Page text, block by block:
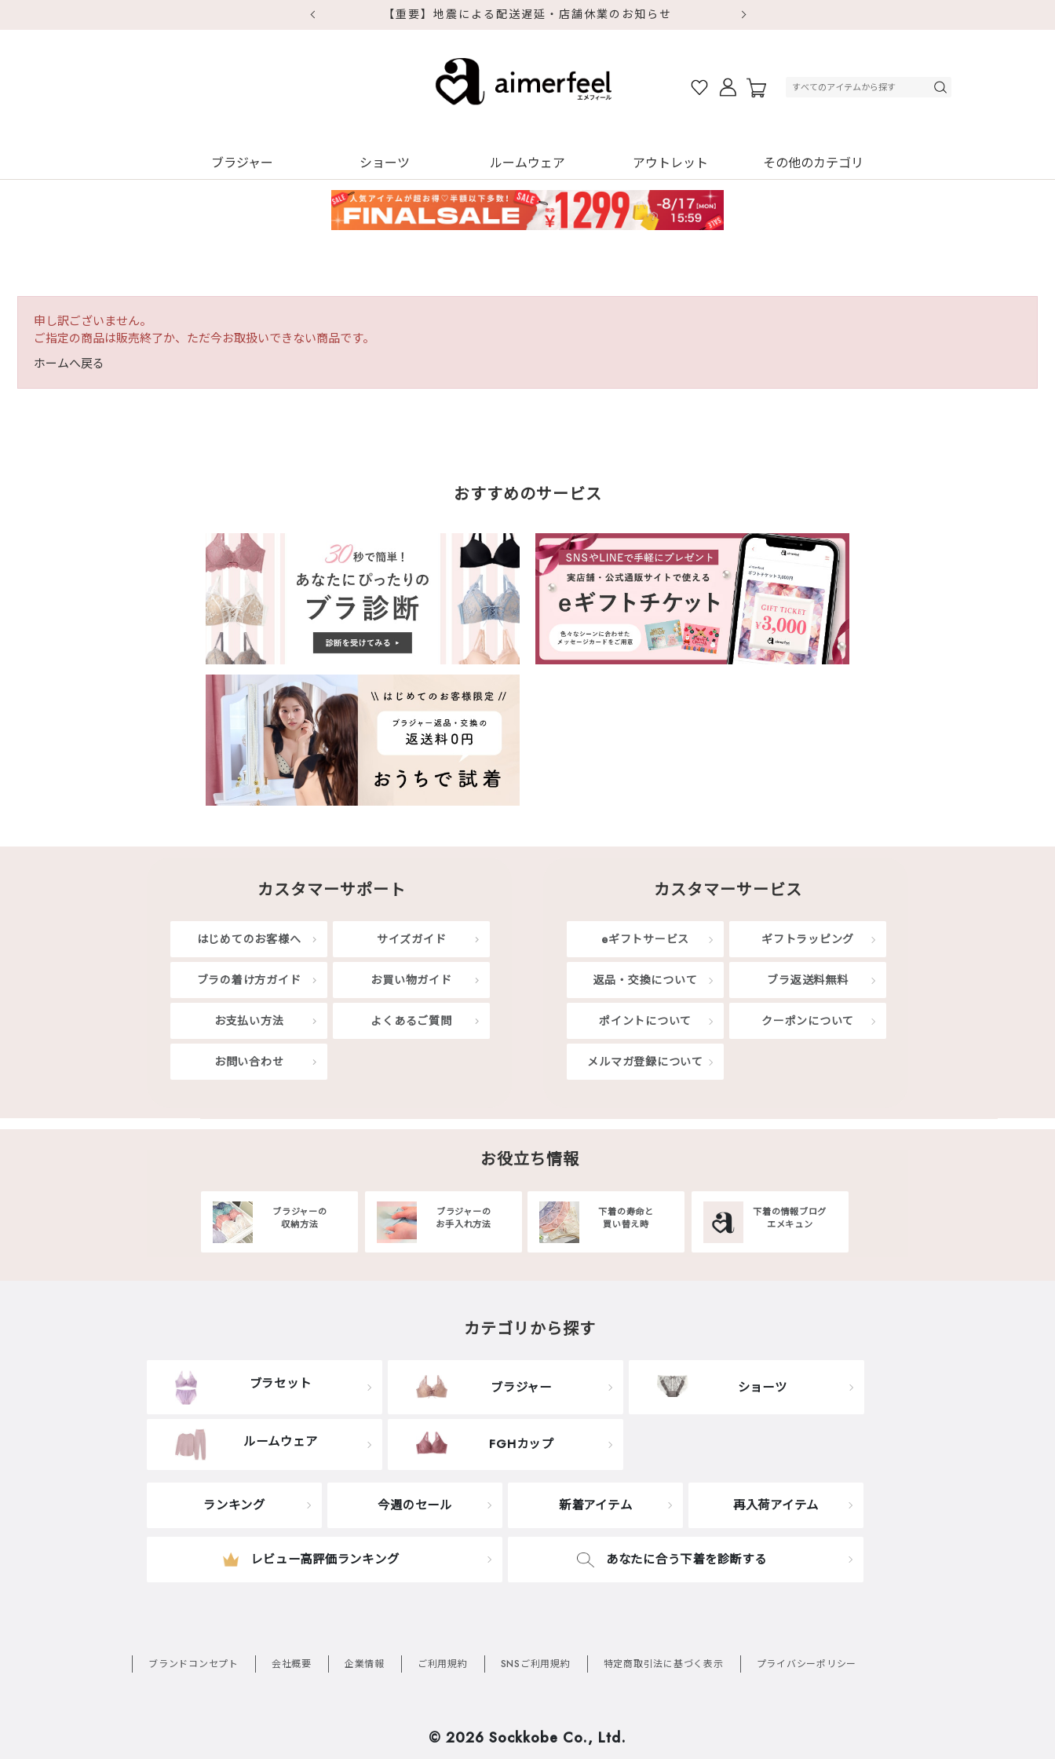
【重要】地震による配送遅延・店舗休業のお知らせ
ブラジャー ショーツ ルームウェア アウトレット その他のカテゴリ
申し訳ございません。
ご指定の商品は販売終了か、ただ今お取扱いできない商品です。
ホームへ戻る
おすすめのサービス
カスタマーサポート
はじめてのお客様へ サイズガイド
ブラの着け方ガイド お買い物ガイド
お支払い方法 よくあるご質問
お問い合わせ
カスタマーサービス
eギフトサービス ギフトラッピング
返品・交換について ブラ返送料無料
ポイントについて クーポンについて
メルマガ登録について
お役立ち情報
ブラジャーの
収納方法
ブラジャーの
お手入れ方法
下着の寿命と
買い替え時
下着の情報ブログ
エメキュン
カテゴリから探す
ブラセット ブラジャー ショーツ
ルームウェア FGHカップ
ランキング 今週のセール 新着アイテム 再入荷アイテム
レビュー高評価ランキング あなたに合う下着を診断する
ブランドコンセプト 会社概要 企業情報 ご利用規約 SNSご利用規約 特定商取引法に基づく表示 プライバシーポリシー
© 2026 Sockkobe Co., Ltd.